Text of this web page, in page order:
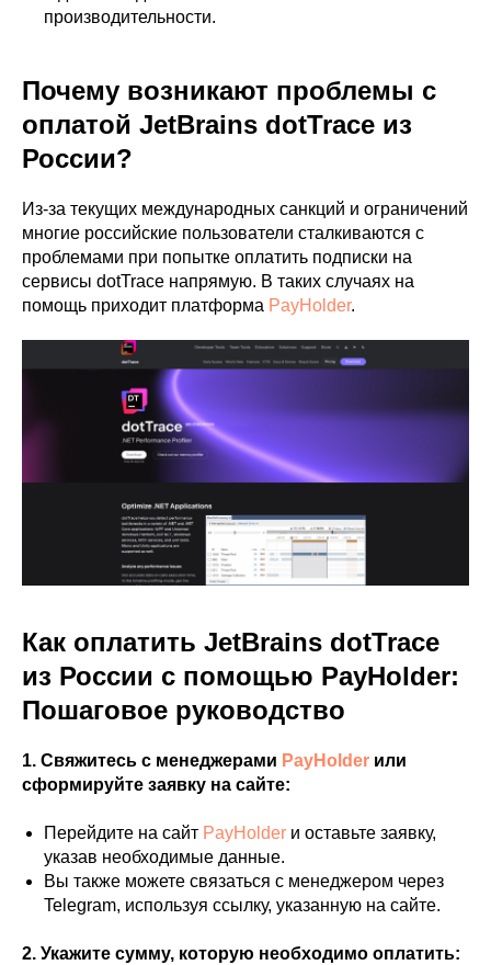
производительности.
Почему возникают проблемы с
оплатой JetBrains dotTrace из
России?
Из-за текущих международных санкций и ограничений
многие российские пользователи сталкиваются с
проблемами при попытке оплатить подписки на
сервисы dotTrace напрямую. В таких случаях на
помощь приходит платформа PayHolder.
Как оплатить JetBrains dotTrace
из России с помощью PayHolder:
Пошаговое руководство
1. Свяжитесь с менеджерами PayHolder или
сформируйте заявку на сайте:
Перейдите на сайт PayHolder и оставьте заявку,
указав необходимые данные.
Вы также можете связаться с менеджером через
Telegram, используя ссылку, указанную на сайте.
2. Укажите сумму, которую необходимо оплатить: